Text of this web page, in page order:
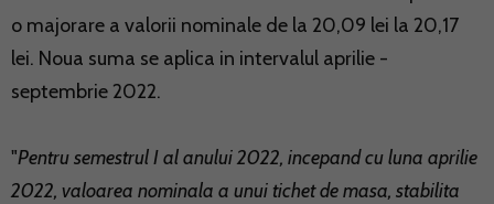
o majorare a valorii nominale de la 20,09 lei la 20,17
lei. Noua suma se aplica in intervalul aprilie -
septembrie 2022.
"Pentru semestrul I al anului 2022, incepand cu luna aprilie
2022, valoarea nominala a unui tichet de masa, stabilita